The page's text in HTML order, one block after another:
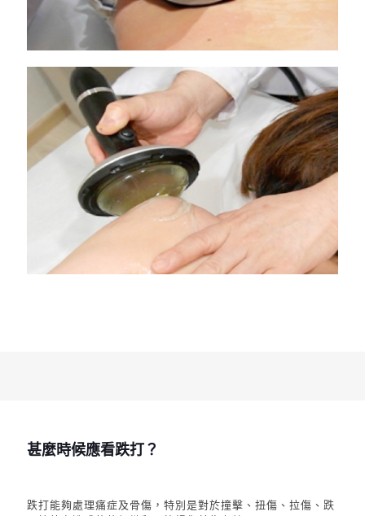
甚麼時候應看跌打？
跌打能夠處理痛症及骨傷，特別是對於撞擊、扭傷、拉傷、跌